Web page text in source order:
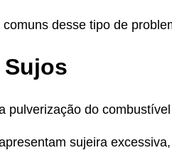
desse tipo de
pulverização do
sujeira